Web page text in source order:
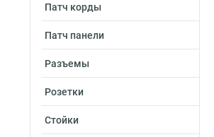
Патч корды
Патч панели
Разъемы
Розетки
Стойки